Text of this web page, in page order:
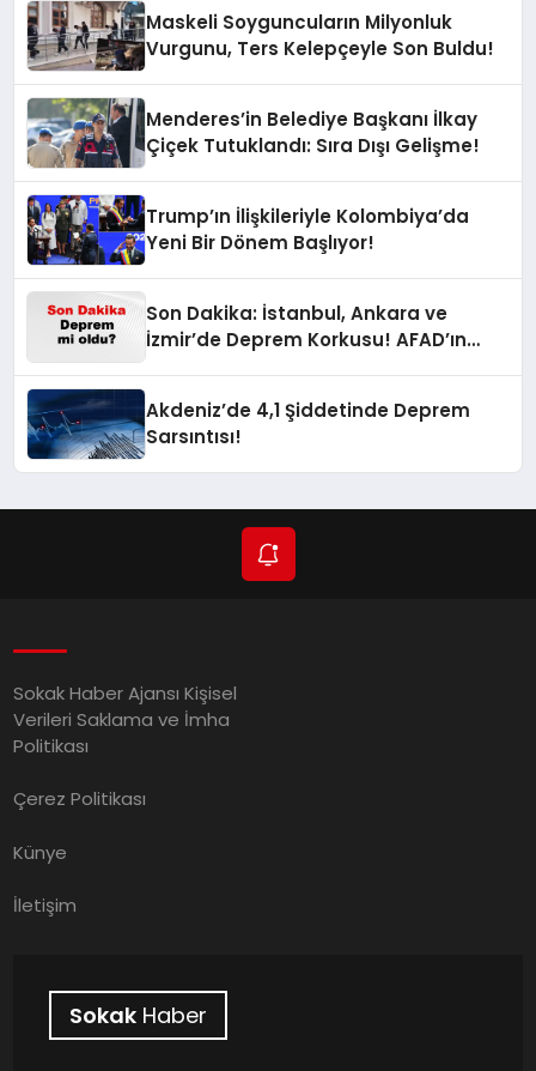
Maskeli Soyguncuların Milyonluk
Vurgunu, Ters Kelepçeyle Son Buldu!
Menderes’in Belediye Başkanı İlkay
Çiçek Tutuklandı: Sıra Dışı Gelişme!
Trump’ın İlişkileriyle Kolombiya’da
Yeni Bir Dönem Başlıyor!
Son Dakika: İstanbul, Ankara ve
İzmir’de Deprem Korkusu! AFAD’ın
Akdeniz’de 4,1 Şiddetinde Deprem
Sarsıntısı!
Sokak Haber Ajansı Kişisel
Verileri Saklama ve İmha
Politikası
Çerez Politikası
Künye
İletişim
Sokak Haber